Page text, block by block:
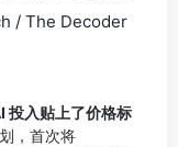
/ The Decoder
入贴上了价格标
，首次将